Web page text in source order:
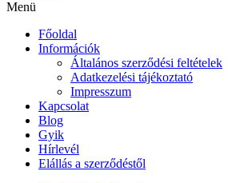
Menü
Főoldal
Információk
Általános szerződési feltételek
Adatkezelési tájékoztató
Impresszum
Kapcsolat
Blog
Gyik
Hírlevél
Elállás a szerződéstől